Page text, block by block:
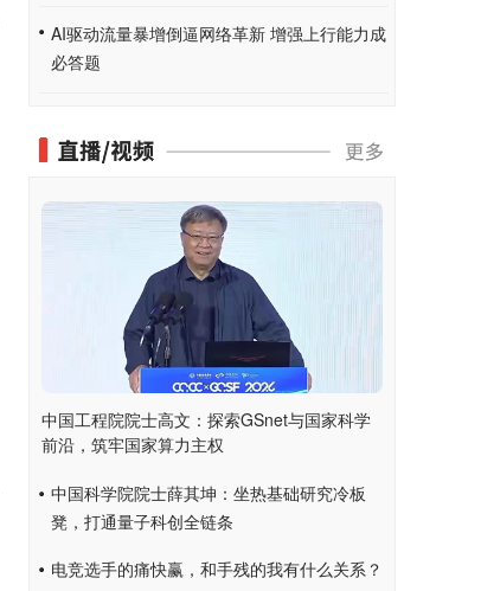
AI驱动流量暴增倒逼网络革新 增强上行能力成
必答题
中国工程院院士高文：探索GSnet与国家科学
前沿，筑牢国家算力主权
中国科学院院士薛其坤：坐热基础研究冷板
凳，打通量子科创全链条
电竞选手的痛快赢，和手残的我有什么关系？